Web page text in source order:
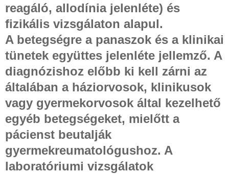
reagáló, allodínia jelenléte) és
fizikális vizsgálaton alapul.
A betegségre a panaszok és a klinikai
tünetek együttes jelenléte jellemző. A
diagnózishoz előbb ki kell zárni az
általában a háziorvosok, klinikusok
vagy gyermekorvosok által kezelhető
egyéb betegségeket, mielőtt a
pácienst beutalják
gyermekreumatológushoz. A
laboratóriumi vizsgálatok